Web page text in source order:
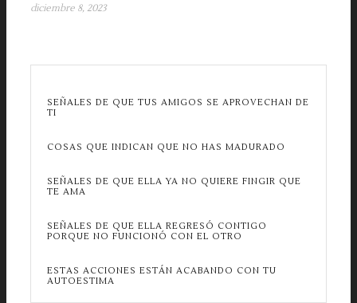
diciembre 8, 2023
SEÑALES DE QUE TUS AMIGOS SE APROVECHAN DE
TI
COSAS QUE INDICAN QUE NO HAS MADURADO
SEÑALES DE QUE ELLA YA NO QUIERE FINGIR QUE
TE AMA
SEÑALES DE QUE ELLA REGRESÓ CONTIGO
PORQUE NO FUNCIONÓ CON EL OTRO
ESTAS ACCIONES ESTÁN ACABANDO CON TU
AUTOESTIMA